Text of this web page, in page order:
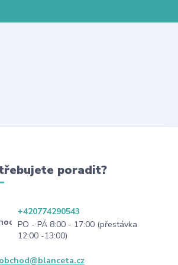
poradit?
+420774290543
PO - PÁ 8:00 - 17:00 (přestávka
12:00 -13:00)
obchod@blanceta.cz